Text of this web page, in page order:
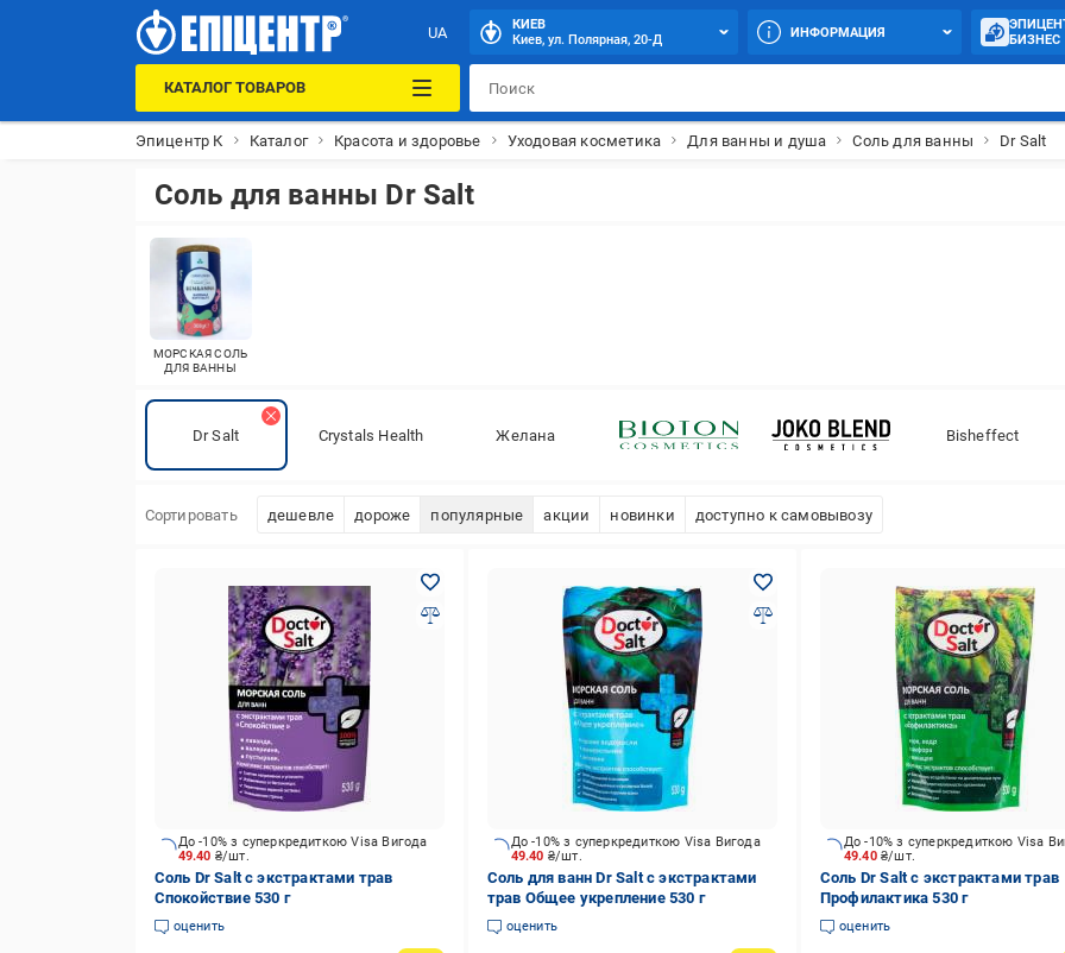
UA
КИЕВ
Киев, ул. Полярная, 20-Д
ИНФОРМАЦИЯ
БИЗНЕС
КАТАЛОГ ТОВАРОВ
Эпицентр К Каталог Красота и здоровье Уходовая косметика Для ванны и душа Соль для ванны Dr Salt
Соль для ванны Dr Salt
МОРСКАЯ СОЛЬ
ДЛЯ ВАННЫ
Dr Salt Crystals Health Желана Bisheffect
Сортировать дешевле дороже популярные акции новинки доступно к самовывозу
49.40 ₴/шт.
До -10% з суперкредиткою Visa Вигода
Соль Dr Salt с экстрактами трав
Спокойствие 530 г
оценить
49.40 ₴/шт.
До -10% з суперкредиткою Visa Вигода
Соль для ванн Dr Salt с экстрактами
трав Общее укрепление 530 г
оценить
49.40 ₴/шт.
До -10% з суперкредиткою Visa
Соль Dr Salt с экстрактами трав
Профилактика 530 г
оценить